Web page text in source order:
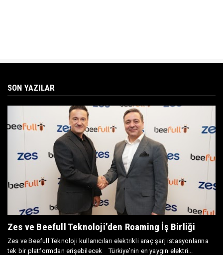
SON YAZILAR
Zes ve Beefull Teknoloji’den Roaming İş Birliği
Zes ve Beefull Teknoloji kullanıcıları elektrikli araç şarj istasyonlarına
tek bir platformdan erişebilecek Türkiye’nin en yaygın elektri...